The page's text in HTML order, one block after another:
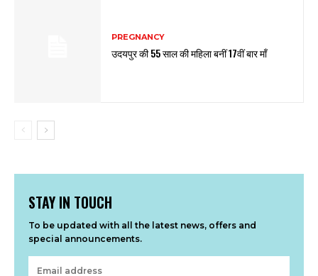
PREGNANCY
उदयपुर की 55 साल की महिला बनीं 17वीं बार माँ
STAY IN TOUCH
To be updated with all the latest news, offers and
special announcements.